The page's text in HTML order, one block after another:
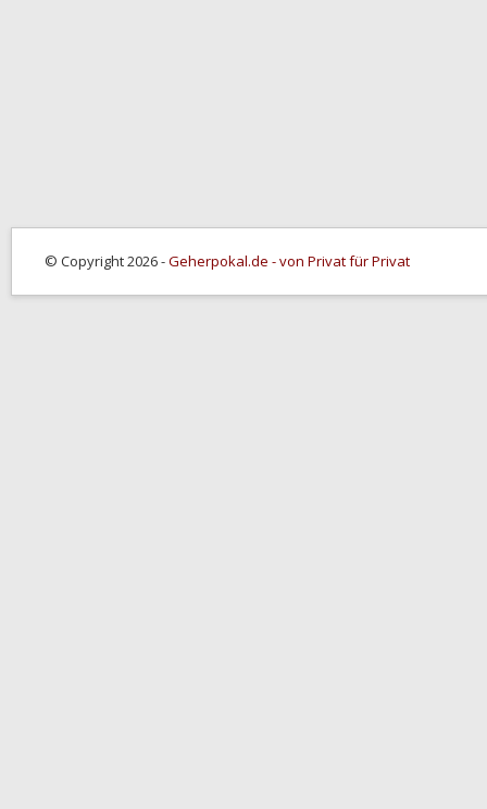
© Copyright 2026 -Geherpokal.de - von Privat für Privat